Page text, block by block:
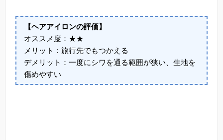
【ヘアアイロンの評価】
オススメ度：★★
メリット：旅行先でもつかえる
デメリット：一度にシワを通る範囲が狭い、生地を
傷めやすい